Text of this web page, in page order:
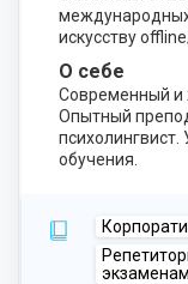
искусству
О себе
Современный и
Опытный
обучения.